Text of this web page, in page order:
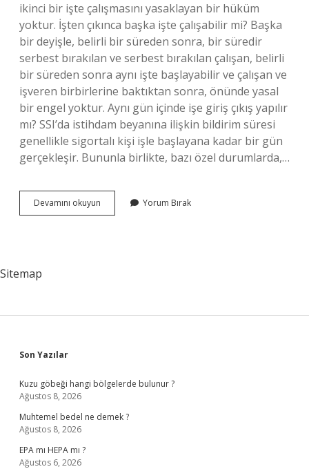
ikinci bir işte çalışmasını yasaklayan bir hüküm
yoktur. İşten çıkınca başka işte çalışabilir mi? Başka
bir deyişle, belirli bir süreden sonra, bir süredir
serbest bırakılan ve serbest bırakılan çalışan, belirli
bir süreden sonra aynı işte başlayabilir ve çalışan ve
işveren birbirlerine baktıktan sonra, önünde yasal
bir engel yoktur. Aynı gün içinde işe giriş çıkış yapılır
mı? SSI’da istihdam beyanına ilişkin bildirim süresi
genellikle sigortalı kişi işle başlayana kadar bir gün
gerçekleşir. Bununla birlikte, bazı özel durumlarda,…
Devamını okuyun
Çıkış
Yorum Bırak
Sitemap
Sidebar
Son Yazılar
Kuzu göbeği hangi bölgelerde bulunur ?
Ağustos 8, 2026
Muhtemel bedel ne demek ?
Ağustos 8, 2026
EPA mı HEPA mı ?
Ağustos 6, 2026